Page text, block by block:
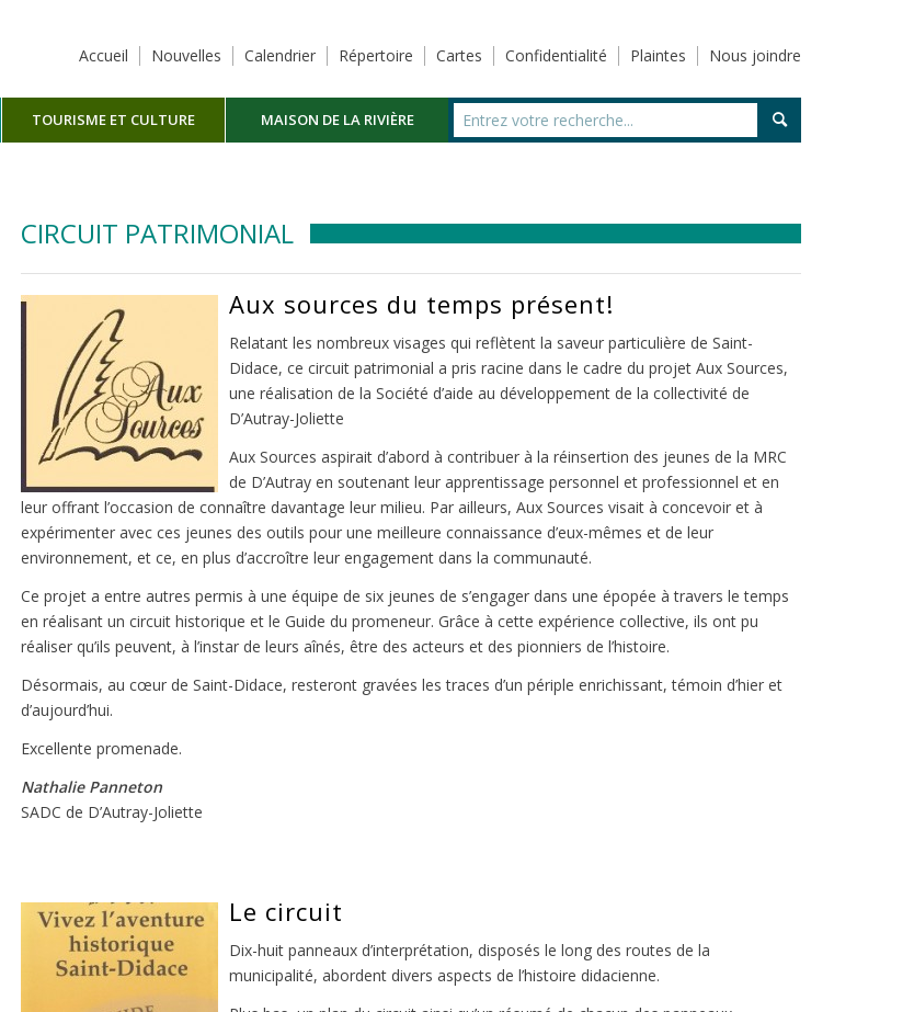
Accueil Nouvelles Calendrier Répertoire Cartes Confidentialité Plaintes Nous joindre
TOURISME ET CULTURE MAISON DE LA RIVIÈRE
CIRCUIT PATRIMONIAL
Aux sources du temps présent!
Relatant les nombreux visages qui reflètent la saveur particulière de Saint-
Didace, ce circuit patrimonial a pris racine dans le cadre du projet Aux Sources,
une réalisation de la Société d’aide au développement de la collectivité de
D’Autray-Joliette
Aux Sources aspirait d’abord à contribuer à la réinsertion des jeunes de la MRC
de D’Autray en soutenant leur apprentissage personnel et professionnel et en
leur offrant l’occasion de connaître davantage leur milieu. Par ailleurs, Aux Sources visait à concevoir et à
expérimenter avec ces jeunes des outils pour une meilleure connaissance d’eux-mêmes et de leur
environnement, et ce, en plus d’accroître leur engagement dans la communauté.
Ce projet a entre autres permis à une équipe de six jeunes de s’engager dans une épopée à travers le temps
en réalisant un circuit historique et le Guide du promeneur. Grâce à cette expérience collective, ils ont pu
réaliser qu’ils peuvent, à l’instar de leurs aînés, être des acteurs et des pionniers de l’histoire.
Désormais, au cœur de Saint-Didace, resteront gravées les traces d’un périple enrichissant, témoin d’hier et
d’aujourd’hui.
Excellente promenade.
Nathalie Panneton
SADC de D’Autray-Joliette
Le circuit
Dix-huit panneaux d’interprétation, disposés le long des routes de la
municipalité, abordent divers aspects de l’histoire didacienne.